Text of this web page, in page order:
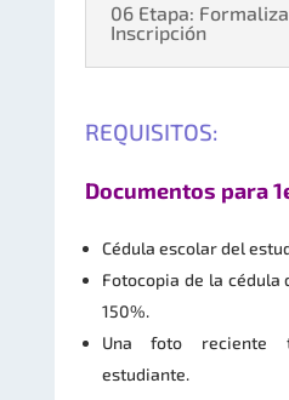
06 Etapa:
Inscripción
REQUISITOS:
Documentos para
Cédula escolar del
Fotocopia de la cédula
150%.
Una foto reciente
estudiante.